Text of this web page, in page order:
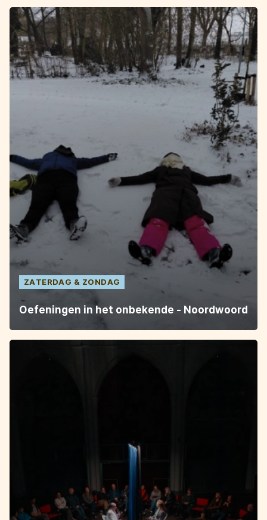
ZATERDAG ZONDAG
Oefeningen in het onbekende - Noordwoord